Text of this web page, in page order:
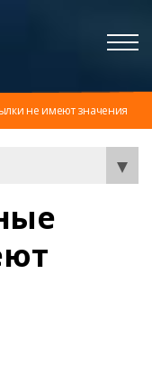
не имеют значения